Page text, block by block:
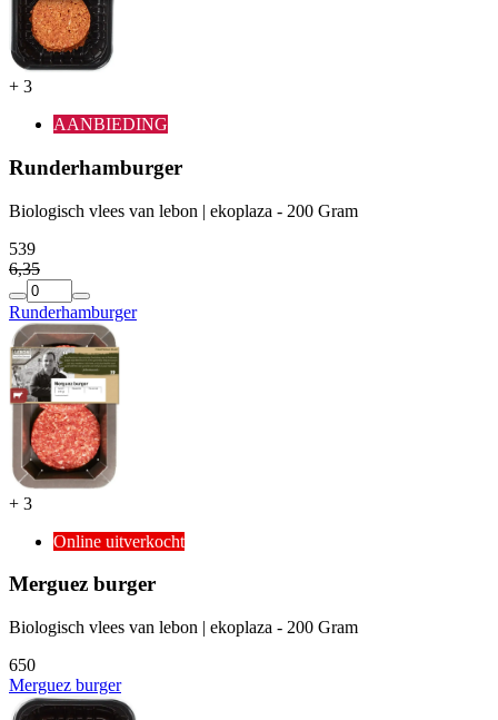
+ 3
AANBIEDING
Runderhamburger
Biologisch vlees van lebon | ekoplaza - 200 Gram
539
6,35
Runderhamburger
+ 3
Online uitverkocht
Merguez burger
Biologisch vlees van lebon | ekoplaza - 200 Gram
650
Merguez burger